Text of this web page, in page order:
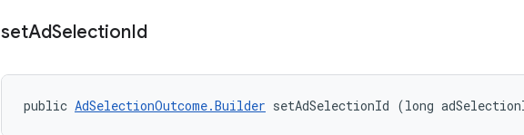
setAdSelectionId
public AdSelectionOutcome.Builder setAdSelectionId (long